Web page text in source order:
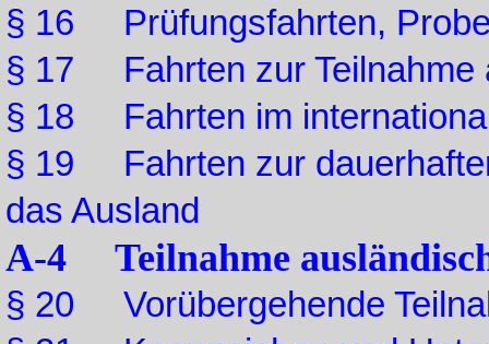
§ 16 Prüfungsfahrten,
§ 17 Fahrten zur Teilnahme
§ 18 Fahrten im
§ 19 Fahrten zur
das Ausland
A-4 Teilnahme
§ 20 Vorübergehende